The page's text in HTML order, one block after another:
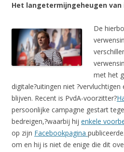
Het langetermijngeheugen
De
met het
digitale?uitingen niet
blijven. Recent is PvdA-voorzitter?
persoonlijke campagne gestart
bedreigen,?waarbij hij enkele
op zijn Facebookpagina
om en hij is niet de enige die dit